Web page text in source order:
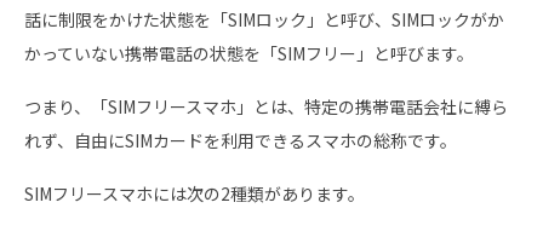
話に制限をかけた状態を「SIMロック」と呼び、SIMロックがか
かっていない携帯電話の状態を「SIMフリー」と呼びます。
つまり、「SIMフリースマホ」とは、特定の携帯電話会社に縛ら
れず、自由にSIMカードを利用できるスマホの総称です。
SIMフリースマホには次の2種類があります。